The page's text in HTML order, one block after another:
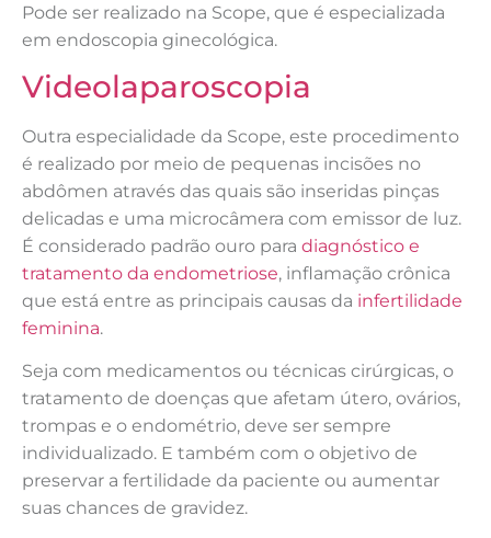
Pode ser realizado na Scope, que é especializada
em endoscopia ginecológica.
Videolaparoscopia
Outra especialidade da Scope, este procedimento
é realizado por meio de pequenas incisões no
abdômen através das quais são inseridas pinças
delicadas e uma microcâmera com emissor de luz.
É considerado padrão ouro para diagnóstico e
tratamento da endometriose, inflamação crônica
que está entre as principais causas da infertilidade
feminina.
Seja com medicamentos ou técnicas cirúrgicas, o
tratamento de doenças que afetam útero, ovários,
trompas e o endométrio, deve ser sempre
individualizado. E também com o objetivo de
preservar a fertilidade da paciente ou aumentar
suas chances de gravidez.